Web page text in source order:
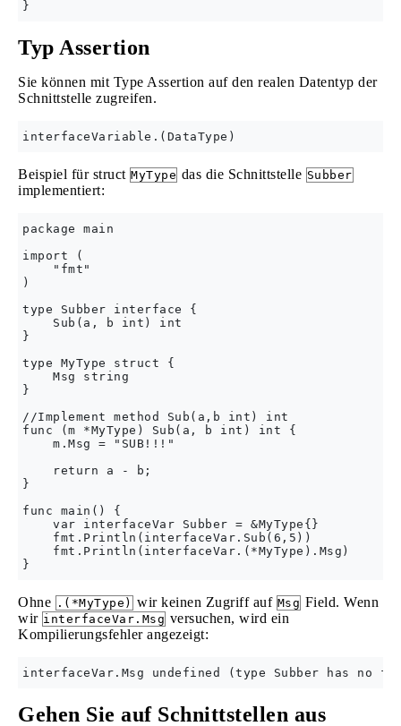
Typ Assertion
Sie können mit Type Assertion auf den realen Datentyp der
Schnittstelle zugreifen.
Beispiel für struct MyType das die Schnittstelle Subber
implementiert:
package main
import (
    "fmt"
)
type Subber interface {
    Sub(a, b int) int
}
type MyType struct {
    Msg string
}
//Implement method Sub(a,b int) int
func (m *MyType) Sub(a, b int) int {
    m.Msg = "SUB!!!"
    return a - b;
}
func main() {
    var interfaceVar Subber = &MyType{}
    fmt.Println(interfaceVar.Sub(6,5))
    fmt.Println(interfaceVar.(*MyType).Msg)
Ohne .(*MyType) wir keinen Zugriff auf Msg Field. Wenn
wir interfaceVar.Msg versuchen, wird ein
Kompilierungsfehler angezeigt:
Gehen Sie auf Schnittstellen aus